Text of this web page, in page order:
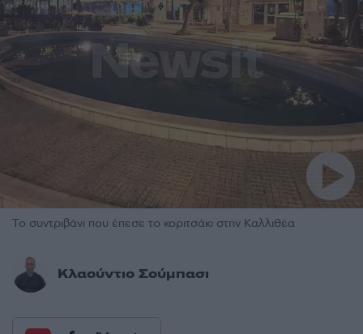
Το συντριβάνι που έπεσε το κοριτσάκι στην Καλλιθέα
Κλαούντιο Σούμπασι